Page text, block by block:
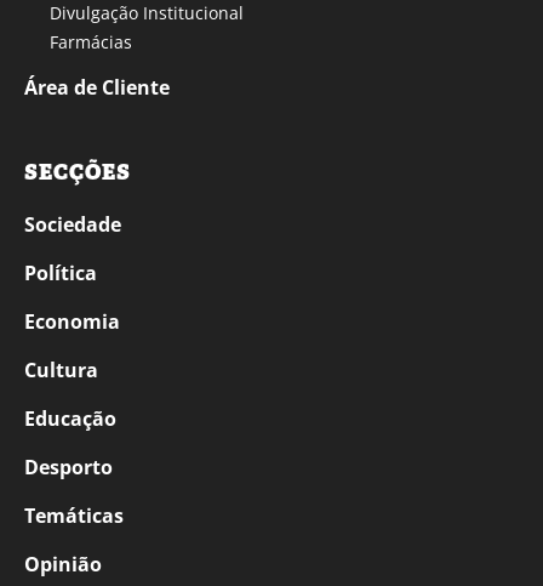
Divulgação Institucional
Farmácias
Área de Cliente
SECÇÕES
Sociedade
Política
Economia
Cultura
Educação
Desporto
Temáticas
Opinião